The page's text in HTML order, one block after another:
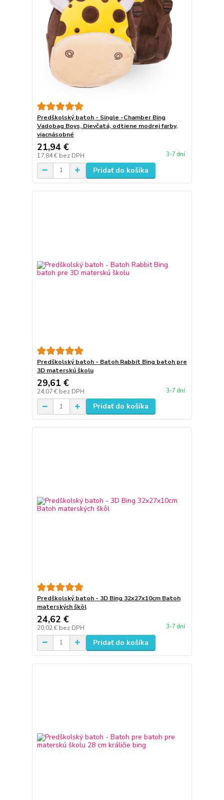
Predškolský batoh - Single -Chamber Bing
Vadobag Boys, Dievčatá, odtiene modrej farby,
viacnásobné
21,94 €
17,84 € bez DPH 3-7 dní
Pridať do košíka
Predškolský batoh - Batoh Rabbit Bing batoh pre
3D materskú školu
29,61 €
24,07 € bez DPH 3-7 dní
Pridať do košíka
Predškolský batoh - 3D Bing 32x27x10cm Batoh
materských škôl
24,62 €
20,02 € bez DPH 3-7 dní
Pridať do košíka